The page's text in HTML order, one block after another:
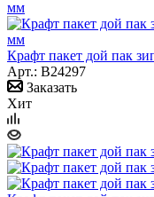
Крафт пакет дой пак
Арт.: B24297
Заказать
Хит